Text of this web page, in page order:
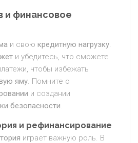
и финансовое
и свою кредитную нагрузку.
и убедитесь, что сможете
чтобы избежать
яму. Помните о
и создании
безопасности.
и рефинансирование
играет важную роль. В